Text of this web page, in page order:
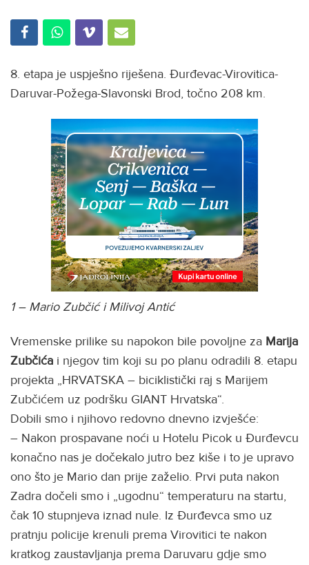
8. etapa je uspješno riješena. Đurđevac-Virovitica-
Daruvar-Požega-Slavonski Brod, točno 208 km.
1 – Mario Zubčić i Milivoj Antić
Vremenske prilike su napokon bile povoljne za Marija
Zubčića i njegov tim koji su po planu odradili 8. etapu
projekta „HRVATSKA – biciklistički raj s Marijem
Zubčićem uz podršku GIANT Hrvatska“.
Dobili smo i njihovo redovno dnevno izvješće:
– Nakon prospavane noći u Hotelu Picok u Đurđevcu
konačno nas je dočekalo jutro bez kiše i to je upravo
ono što je Mario dan prije zaželio. Prvi puta nakon
Zadra dočeli smo i „ugodnu“ temperaturu na startu,
čak 10 stupnjeva iznad nule. Iz Đurđevca smo uz
pratnju policije krenuli prema Virovitici te nakon
kratkog zaustavljanja prema Daruvaru gdje smo